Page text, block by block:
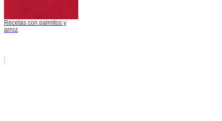
Recetas con palmitos y
arroz